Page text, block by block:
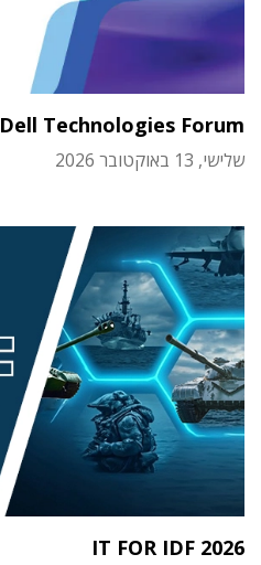
Dell Technologies Forum
שלישי, 13 באוקטובר 2026
IT FOR IDF 2026